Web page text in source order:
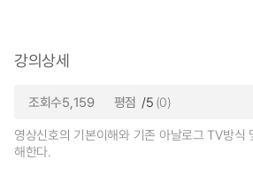
강의상세
조회수5,159 평점 /5 (0)
영상신호의 기본이해와 기존 아날로그 TV방식
해한다.